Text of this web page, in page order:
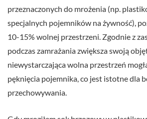
przeznaczonych do mrożenia (np.
specjalnych pojemników na żywność),
10-15% wolnej przestrzeni. Zgodnie z
podczas zamrażania zwiększa swoją
niewystarczająca wolna przestrzeń
pęknięcia pojemnika, co jest istotne dla
przechowywania.